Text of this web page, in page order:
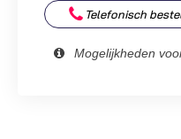
Telefonisch
Mogelijkheden